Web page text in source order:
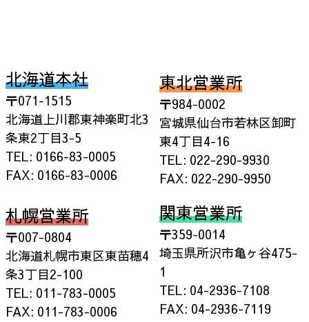
北海道本社
〒071-1515
北海道上川郡東神楽町北3
条東2丁目3-5
TEL: 0166-83-0005
FAX: 0166-83-0006
札幌営業所
〒007-0804
北海道札幌市東区東苗穂4
条3丁目2-100
TEL: 011-783-0005
FAX: 011-783-0006
東北営業所
〒984-0002
宮城県仙台市若林区卸町
東4丁目4-16
TEL: 022-290-9930
FAX: 022-290-9950
関東営業所
〒359-0014
埼玉県所沢市亀ヶ谷475-
1
TEL: 04-2936-7108
FAX: 04-2936-7119